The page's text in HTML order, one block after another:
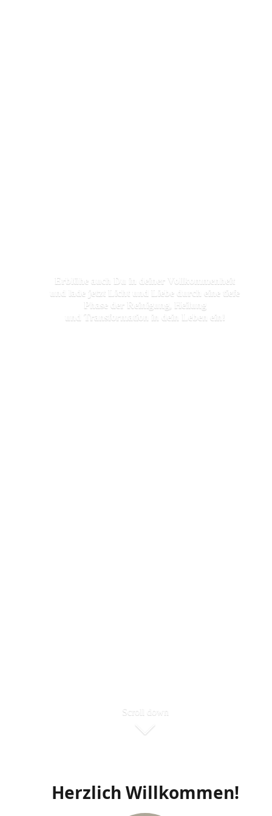
Erblühe auch Du in deiner Vollkommenheit
und lade jetzt Licht und Liebe durch eine tiefe
Phase der Reinigung, Heilung
und Transformation in dein
Leben ein!
Scroll down
Herzlich Willkommen!